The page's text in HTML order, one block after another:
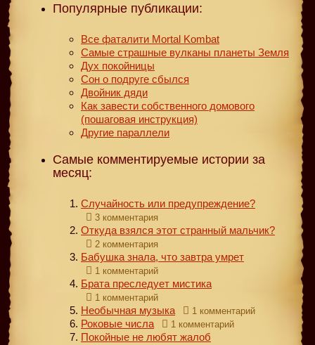
Популярные публикации:
Все фаталити Mortal Kombat
Самые страшные вулканы планеты Земля
Дух покойницы
Сон о подруге сбылся
Двойник дяди
Как завести собственного домового
(пошаговая инструкция)
Другие параллели
Самые комментируемые истории за
месяц:
Случайность или предупреждение?
3 комментария
Откуда взялся этот странный мальчик?
2 комментария
Бабушка знала, что завтра умрет
1 комментарий
Брата преследует мистика
1 комментарий
Необычная музыка 1 комментарий
Роковые числа 1 комментарий
Покойные не любят жалоб